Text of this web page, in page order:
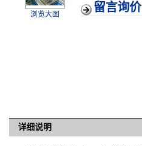
浏览大图
留言询价
详细说明